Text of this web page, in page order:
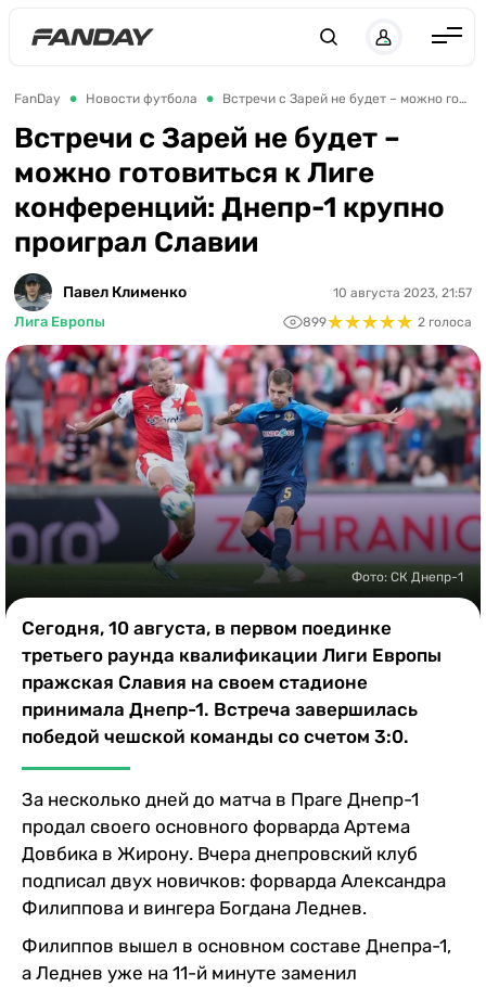
Англия
Испания
Германия
Италия
Франция
Украина
ЛЧ
ЛЕ
ЧЕ-2028
Букмекеры
Казино
FanDay Новости футбола Встречи с Зарей не будет – можно готовиться к Лиге конференций: Днепр-1 крупно проиграл Славии
Встречи с Зарей не будет –
можно готовиться к Лиге
конференций: Днепр-1 крупно
проиграл Славии
Павел Клименко
Лига Европы
10 августа 2023, 21:57
899★★★★★
★★★★★ 2 голоса
Фото: СК Днепр-1
Сегодня, 10 августа, в первом поединке
третьего раунда квалификации Лиги Европы
пражская Славия на своем стадионе
принимала Днепр-1. Встреча завершилась
победой чешской команды со счетом 3:0.
За несколько дней до матча в Праге Днепр-1
продал своего основного форварда Артема
Довбика в Жирону. Вчера днепровский клуб
подписал двух новичков: форварда Александра
Филиппова и вингера Богдана Леднев.
Филиппов вышел в основном составе Днепра-1,
а Леднев уже на 11-й минуте заменил